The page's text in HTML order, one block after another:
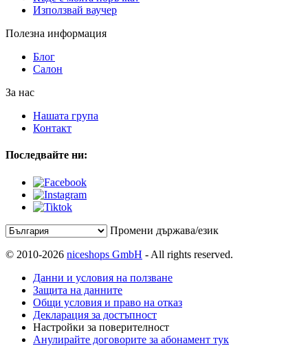
Използвай ваучер
Полезна информация
Блог
Салон
За нас
Нашата група
Контакт
Последвайте ни:
Промени държава/език
© 2010-2026 niceshops GmbH - All rights reserved.
Данни и условия на ползване
Защита на данните
Общи условия и право на отказ
Декларация за достъпност
Настройки за поверителност
Анулирайте договорите за абонамент тук